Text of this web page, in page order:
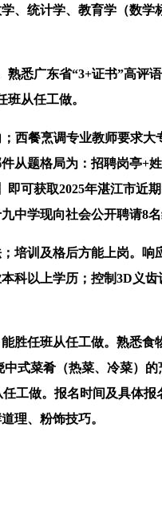
、统计学、教育学（数学
悉广东省“3+证书”高评
从任工做。
西餐烹调专业教师要求大
从题格局为：招聘岗亭+
可获取2025年湛江市近
中学现向社会公开聘请8名
训及格后方能上岗。响
科以上学历；控制3D义
任班从任工做。熟悉食
式菜肴（热菜、冷菜）的
工做。报名时间及具体报
理、粉饰技巧。